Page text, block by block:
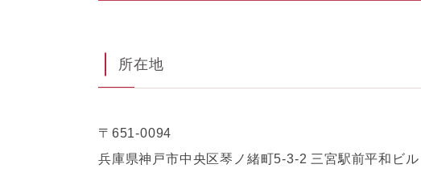
所在地
〒651-0094
兵庫県神戸市中央区琴ノ緒町5-3-2 三宮駅前平和ビ